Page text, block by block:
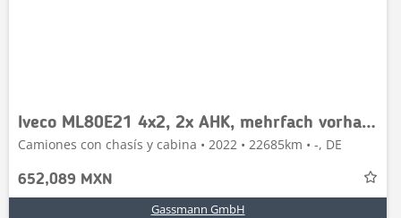
Iveco ML80E21 4x2, 2x AHK, mehrfach vorhanden!
Camiones con chasís y cabina • 2022 • 22685km • -, DE
652,089 MXN
Gassmann GmbH